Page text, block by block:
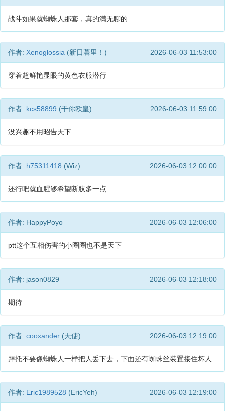
战斗如果就蜘蛛人那套，真的满无聊的
作者: Xenoglossia (新日暮里！) 2026-06-03 11:53:00
穿着超鲜艳显眼的黄色衣服潜行
作者: kcs58899 (干你欧皇) 2026-06-03 11:59:00
没兴趣不用昭告天下
作者: h75311418 (Wiz) 2026-06-03 12:00:00
还行吧就血腥够希望断肢多一点
作者: HappyPoyo 2026-06-03 12:06:00
ptt这个互相伤害的小圈圈也不是天下
作者: jason0829 2026-06-03 12:18:00
期待
作者: cooxander (天使) 2026-06-03 12:19:00
拜托不要像蜘蛛人一样把人丢下去，下面还有蜘蛛丝装置接住坏人
作者: Eric1989528 (EricYeh) 2026-06-03 12:19:00